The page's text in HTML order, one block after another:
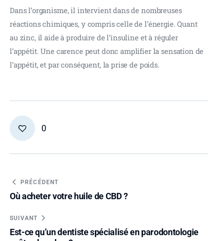
Dans l’organisme, il intervient dans de nombreuses
réactions chimiques, y compris celle de l’énergie. Quant
au zinc, il aide à produire de l’insuline et à réguler
l’appétit. Une carence peut donc amplifier la sensation de
l’appétit, et par conséquent, la prise de poids.
0
PRÉCÉDENT
Où acheter votre huile de CBD ?
SUIVANT
Est-ce qu’un dentiste spécialisé en parodontologie